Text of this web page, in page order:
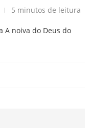
5 minutos de leitura
A noiva do Deus do